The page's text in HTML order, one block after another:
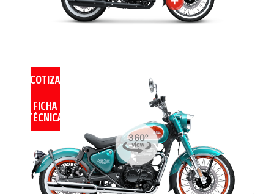
COTIZA
FICHA
TÉCNICA